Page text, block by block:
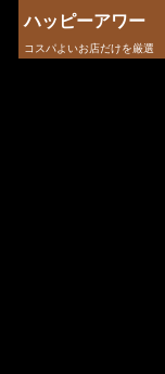
ハッピーアワー
コスパよいお店だけを厳選